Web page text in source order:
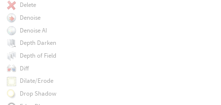
Delete
Denoise
Denoise AI
Depth Darken
Depth of Field
Diff
Dilate/Erode
Drop Shadow